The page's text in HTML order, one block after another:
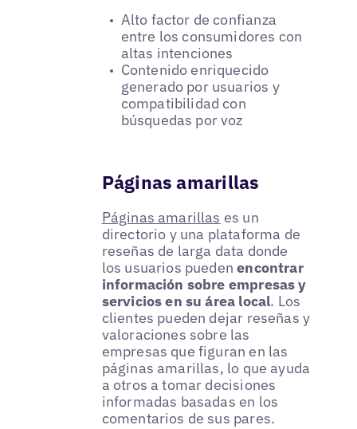
Alto factor de confianza
entre los consumidores con
altas intenciones
Contenido enriquecido
generado por usuarios y
compatibilidad con
búsquedas por voz
Páginas amarillas
Páginas amarillas es un
directorio y una plataforma de
reseñas de larga data donde
los usuarios puedenencontrar
información sobre empresas y
servicios en su área local. Los
clientes pueden dejar reseñas y
valoraciones sobre las
empresas que figuran en las
páginas amarillas, lo que ayuda
a otros a tomar decisiones
informadas basadas en los
comentarios de sus pares.